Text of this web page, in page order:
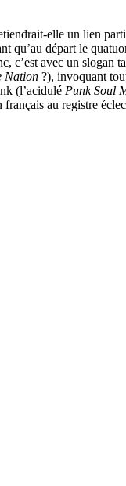
elle un lien
qu’au départ le
c’est avec un slogan
Nation ?), invoquant
(l’acidulé Punk Soul
au registre